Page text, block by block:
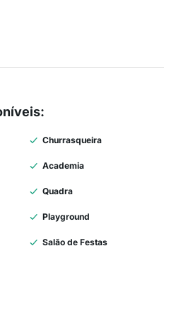
:
Churrasqueira
Academia
Quadra
Playground
Salão de Festas